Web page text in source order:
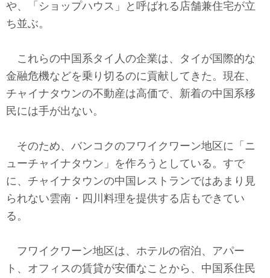
や、「ショップハウス」と呼ばれる店舗兼住宅が立
ち並ぶ。
これらの中国系タイ人の企業は、タイが国際的な
金融危機などを乗り切るのに貢献してきた。現在、
チャイナタウンの不動産は高価で、新着の中国系移
民には手が出ない。
そのため、バンコクのフワイクワーン地区に「ニ
ューチャイナタウン」を作ろうとしている。すで
に、チャイナタウンの中国レストランではあまり見
られない雲南・四川料理を提供する店もできてい
る。
フワイクワーン地区は、ホテルの宿泊、アパー
ト、オフィスの賃貸が安価なことから、中国系住民